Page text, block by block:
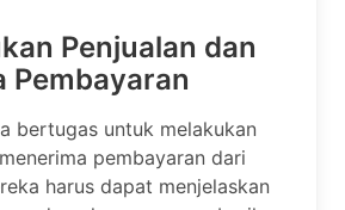
Penjualan dan
Pembayaran
bertugas untuk melakukan
pembayaran dari
harus dapat menjelaskan